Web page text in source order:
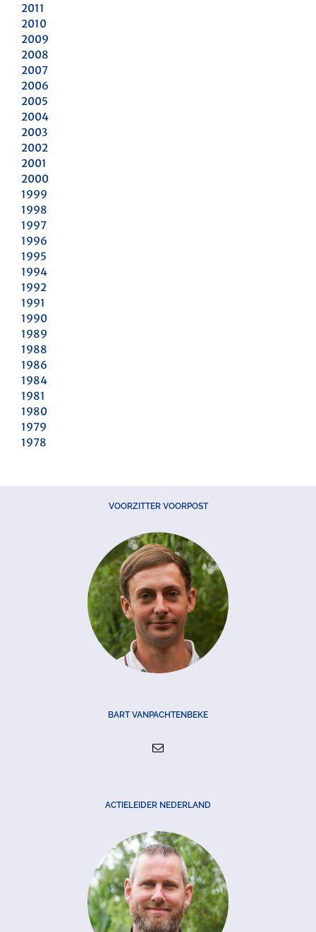
2011
2010
2009
2008
2007
2006
2005
2004
2003
2002
2001
2000
1999
1998
1997
1996
1995
1994
1992
1991
1990
1989
1988
1986
1984
1981
1980
1979
1978
VOORZITTER VOORPOST
BART VANPACHTENBEKE
ACTIELEIDER NEDERLAND